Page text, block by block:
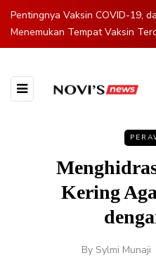
Pentingnya Vaksin COVID-19,
Menemukan Tempat Vaksin
Kering
By Sylmi Munaji